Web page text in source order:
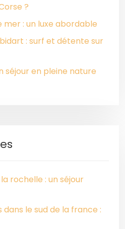
?
: un luxe abordable
: surf et détente sur
séjour en pleine nature
rochelle : un séjour
le sud de la france :